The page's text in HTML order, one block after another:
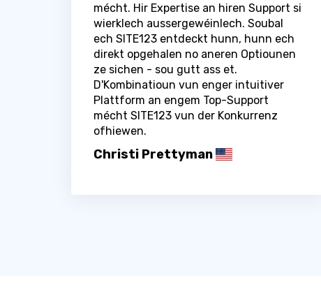
mécht. Hir Expertise an hiren Support si
wierklech aussergewéinlech. Soubal
ech SITE123 entdeckt hunn, hunn ech
direkt opgehalen no aneren Optiounen
ze sichen - sou gutt ass et.
D'Kombinatioun vun enger intuitiver
Plattform an engem Top-Support
mécht SITE123 vun der Konkurrenz
ofhiewen.
Christi Prettyman